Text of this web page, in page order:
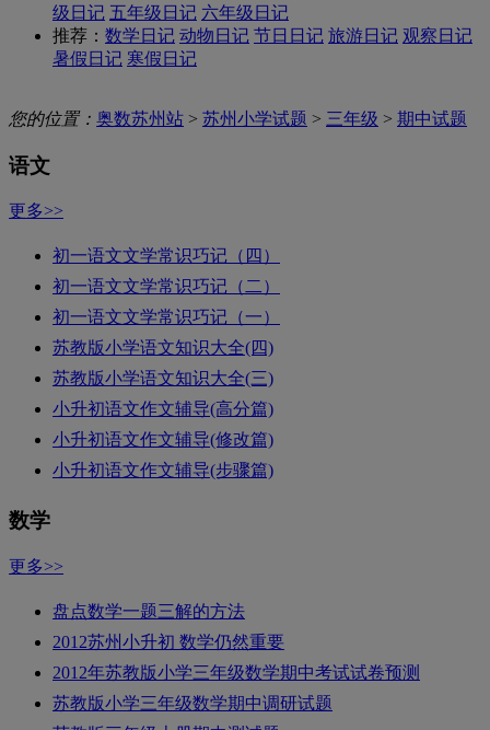
级日记 五年级日记 六年级日记
推荐： 数学日记 动物日记 节日日记 旅游日记 观察日记
暑假日记 寒假日记
您的位置： 奥数苏州站 > 苏州小学试题 > 三年级 > 期中试题
语文
更多>>
初一语文文学常识巧记（四）
初一语文文学常识巧记（二）
初一语文文学常识巧记（一）
苏教版小学语文知识大全(四)
苏教版小学语文知识大全(三)
小升初语文作文辅导(高分篇)
小升初语文作文辅导(修改篇)
小升初语文作文辅导(步骤篇)
数学
更多>>
盘点数学一题三解的方法
2012苏州小升初 数学仍然重要
2012年苏教版小学三年级数学期中考试试卷预测
苏教版小学三年级数学期中调研试题